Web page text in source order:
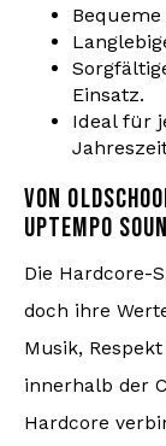
Einsatz.
Ideal für
VON
UPTEMPO
Die Hardcore-
doch ihre
Musik,
innerhalb der
Hardcore